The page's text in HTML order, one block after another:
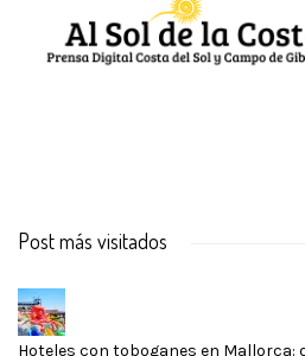
Post más visitados
Hoteles con toboganes en Mallorca: